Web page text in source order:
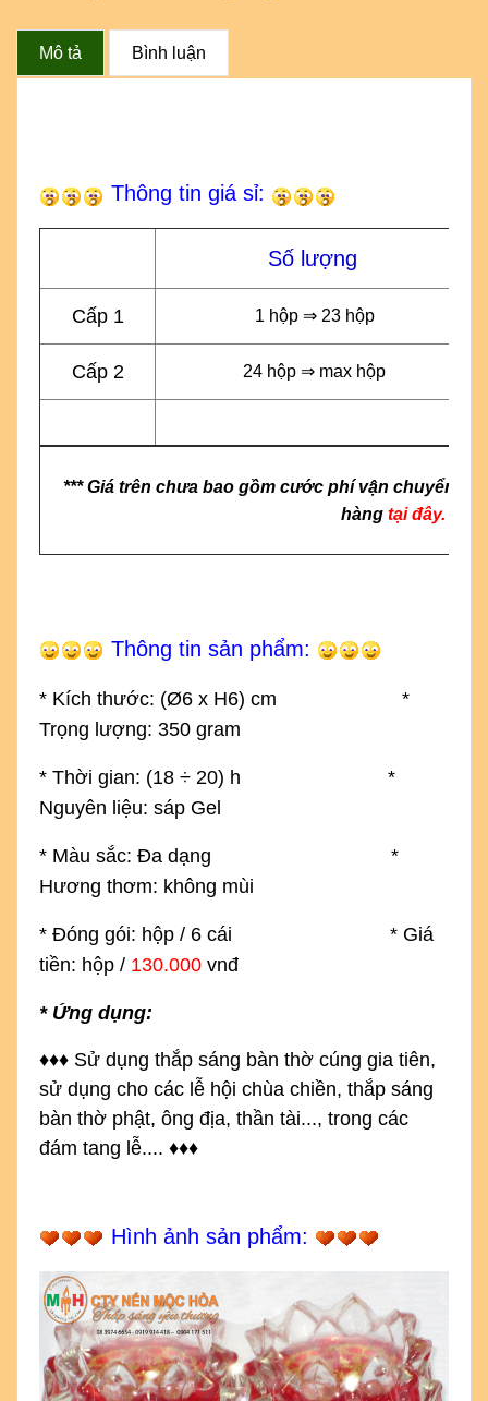
Mô tả Bình luận
Thông tin giá sỉ:
Số lượng
Cấp 1 1 hộp ⇒ 23 hộp
Cấp 2 24 hộp ⇒ max hộp
*** Giá trên chưa bao gồm cước phí vận chuyển &
hàng tại đây.
Thông tin sản phẩm:
* Kích thước: (Ø6 x H6) cm *
Trọng lượng: 350 gram
* Thời gian: (18 ÷ 20) h *
Nguyên liệu: sáp Gel
* Màu sắc: Đa dạng *
Hương thơm: không mùi
* Đóng gói: hộp / 6 cái * Giá
tiền: hộp / 130.000 vnđ
* Ứng dụng:
♦♦♦ Sử dụng thắp sáng bàn thờ cúng gia tiên,
sử dụng cho các lễ hội chùa chiền, thắp sáng
bàn thờ phật, ông địa, thần tài..., trong các
đám tang lễ.... ♦♦♦
Hình ảnh sản phẩm: